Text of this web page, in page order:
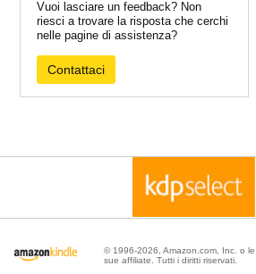
Vuoi lasciare un feedback? Non
riesci a trovare la risposta che cerchi
nelle pagine di assistenza?
Contattaci
© 1996-2026, Amazon.com, Inc. o le
sue affiliate. Tutti i diritti riservati.